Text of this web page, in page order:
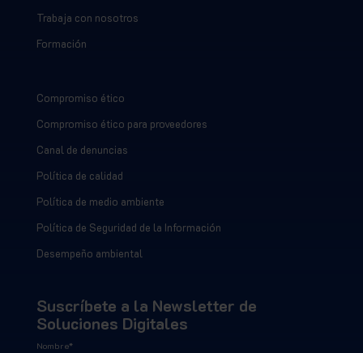
Trabaja con nosotros
Formación
Compromiso ético
Compromiso ético para proveedores
Canal de denuncias
Política de calidad
Política de medio ambiente
Política de Seguridad de la Información
Desempeño ambiental
Suscríbete a la Newsletter de
Soluciones Digitales
Nombre*